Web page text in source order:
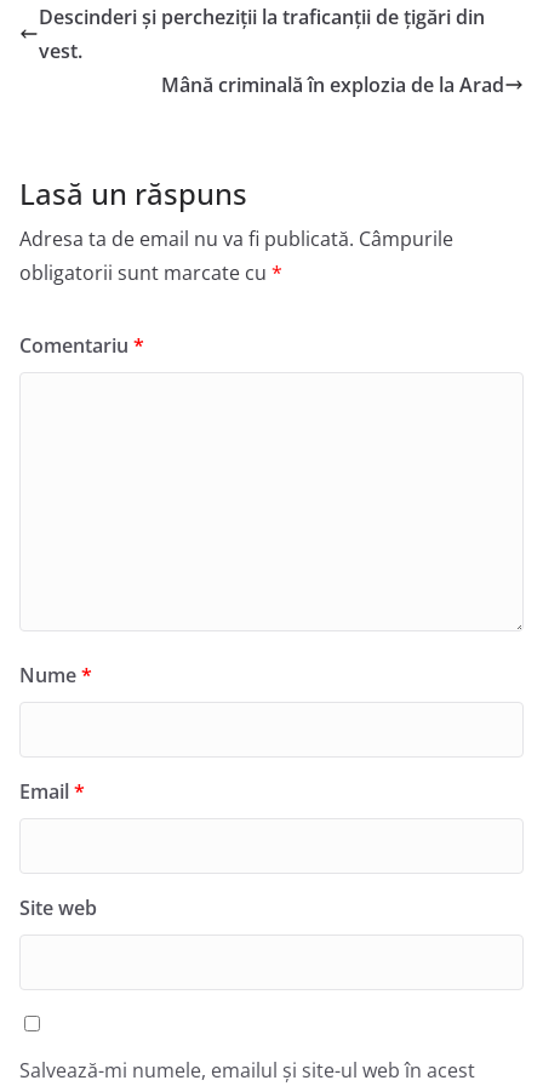
Descinderi şi percheziţii la traficanţii de ţigări din
vest.
Mână criminală în explozia de la Arad
Lasă un răspuns
Adresa ta de email nu va fi publicată. Câmpurile
obligatorii sunt marcate cu *
Comentariu *
Nume*
Email*
Site web
Salvează-mi numele, emailul și site-ul web în acest